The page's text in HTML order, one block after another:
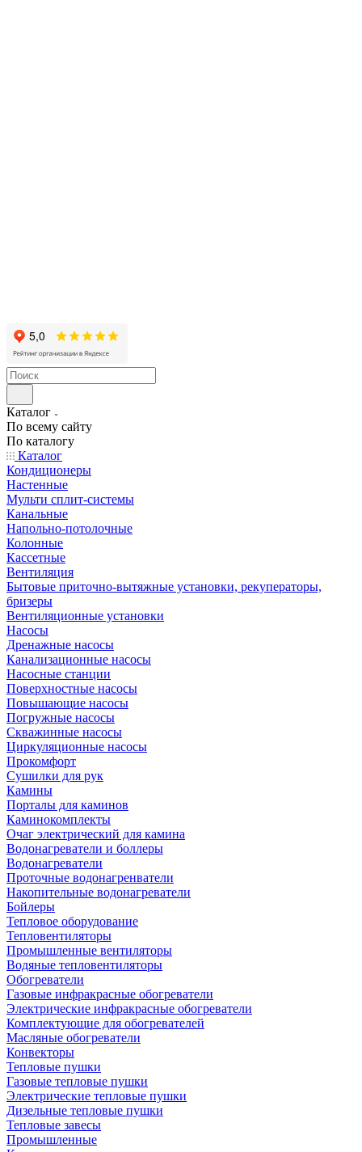
Каталог
По всему сайту
По каталогу
Каталог
Кондиционеры
Настенные
Мульти сплит-системы
Канальные
Напольно-потолочные
Колонные
Кассетные
Вентиляция
Бытовые приточно-вытяжные установки, рекуператоры,
бризеры
Вентиляционные установки
Насосы
Дренажные насосы
Канализационные насосы
Насосные станции
Поверхностные насосы
Повышающие насосы
Погружные насосы
Скважинные насосы
Циркуляционные насосы
Прокомфорт
Сушилки для рук
Камины
Порталы для каминов
Каминокомплекты
Очаг электрический для камина
Водонагреватели и боллеры
Водонагреватели
Проточные водонагренватели
Накопительные водонагреватели
Бойлеры
Тепловое оборудование
Тепловентиляторы
Промышленные вентиляторы
Водяные тепловентиляторы
Обогреватели
Газовые инфракрасные обогреватели
Электрические инфракрасные обогреватели
Комплектующие для обогревателей
Масляные обогреватели
Конвекторы
Тепловые пушки
Газовые тепловые пушки
Электрические тепловые пушки
Дизельные тепловые пушки
Тепловые завесы
Промышленные